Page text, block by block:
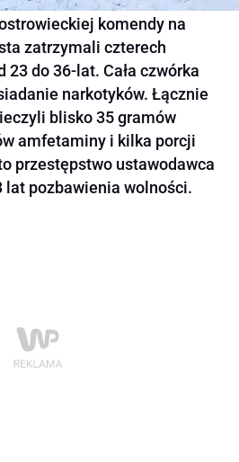
komendy na
zatrzymali czterech
23 do 36-lat. Cała czwórka
narkotyków. Łącznie
blisko 35 gramów
amfetaminy i kilka porcji
przestępstwo ustawodawca
lat pozbawienia wolności.